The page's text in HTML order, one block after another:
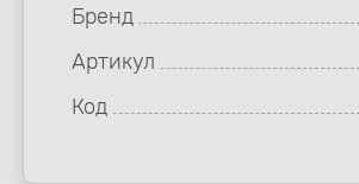
Бренд
Артикул
Код